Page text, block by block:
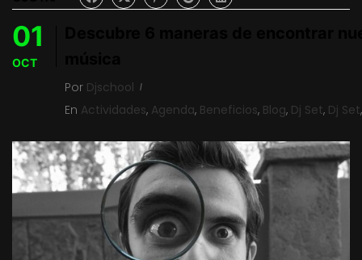
01
OCT
Por Djschool
En Actividades, Agenda, Beneficios, Blog, Dj Set, Dj Set,